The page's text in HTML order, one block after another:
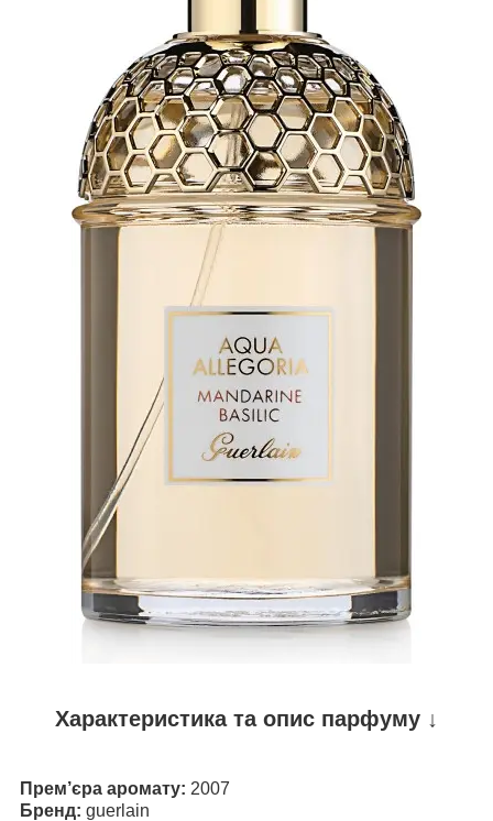
Характеристика та опис парфуму ↓
Прем’єра аромату: 2007
Бренд: guerlain